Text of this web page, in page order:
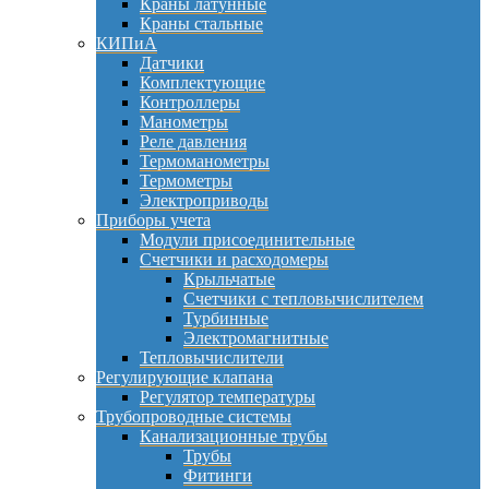
Краны латунные
Краны стальные
КИПиА
Датчики
Комплектующие
Контроллеры
Манометры
Реле давления
Термоманометры
Термометры
Электроприводы
Приборы учета
Модули присоединительные
Счетчики и расходомеры
Крыльчатые
Счетчики с тепловычислителем
Турбинные
Электромагнитные
Тепловычислители
Регулирующие клапана
Регулятор температуры
Трубопроводные системы
Канализационные трубы
Трубы
Фитинги